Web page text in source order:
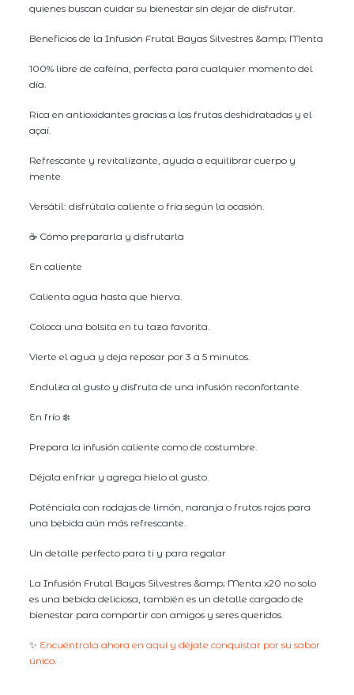
quienes buscan cuidar su bienestar sin dejar de disfrutar.
Beneficios de la Infusión Frutal Bayas Silvestres &amp; Menta
100% libre de cafeína, perfecta para cualquier momento del
día.
Rica en antioxidantes gracias a las frutas deshidratadas y el
açaí.
Refrescante y revitalizante, ayuda a equilibrar cuerpo y
mente.
Versátil: disfrútala caliente o fría según la ocasión.
☕ Cómo prepararla y disfrutarla
En caliente
Calienta agua hasta que hierva.
Coloca una bolsita en tu taza favorita.
Vierte el agua y deja reposar por 3 a 5 minutos.
Endulza al gusto y disfruta de una infusión reconfortante.
En frío ❄️
Prepara la infusión caliente como de costumbre.
Déjala enfriar y agrega hielo al gusto.
Poténciala con rodajas de limón, naranja o frutos rojos para
una bebida aún más refrescante.
Un detalle perfecto para ti y para regalar
La Infusión Frutal Bayas Silvestres &amp; Menta x20 no solo
es una bebida deliciosa, también es un detalle cargado de
bienestar para compartir con amigos y seres queridos.
✨ Encuéntrala ahora en aquí y déjate conquistar por su sabor
único